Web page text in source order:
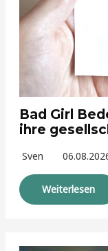
Bad Girl
ihre
Sven
Weiterlesen